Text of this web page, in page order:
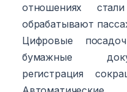
отношениях
обрабатывают
Цифровые
бумажные
регистрация